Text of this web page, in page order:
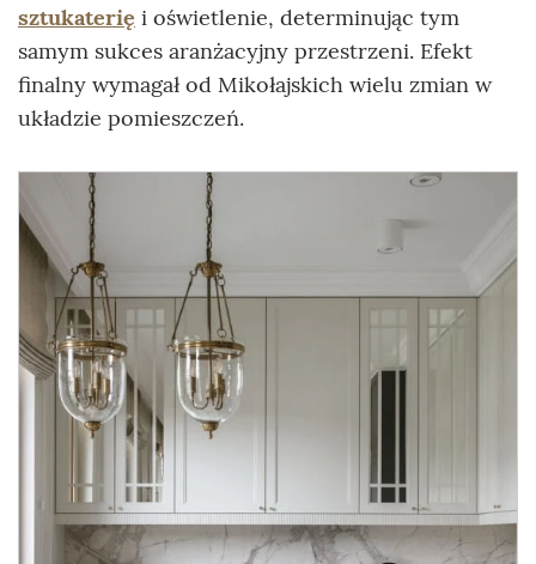
sztukaterię i oświetlenie, determinując tym
samym sukces aranżacyjny przestrzeni. Efekt
finalny wymagał od Mikołajskich wielu zmian w
układzie pomieszczeń.